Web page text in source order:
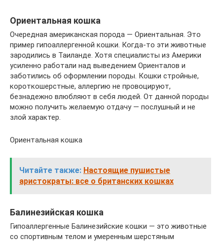
Ориентальная кошка
Очередная американская порода — Ориентальная. Это
пример гипоаллергенной кошки. Когда-то эти животные
зародились в Таиланде. Хотя специалисты из Америки
усиленно работали над выведением Ориенталов и
заботились об оформлении породы. Кошки стройные,
короткошерстные, аллергию не провоцируют,
безнадежно влюбляют в себя людей. От данной породы
можно получить желаемую отдачу — послушный и не
злой характер.
Ориентальная кошка
Читайте также: Настоящие пушистые
аристократы: все о британских кошках
Балинезийская кошка
Гипоаллергенные Балинезийские кошки — это животные
со спортивным телом и умеренным шерстяным